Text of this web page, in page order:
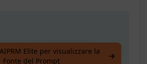
strategia di backlink con una
Elite per visualizzare la
Fonte del Prompt